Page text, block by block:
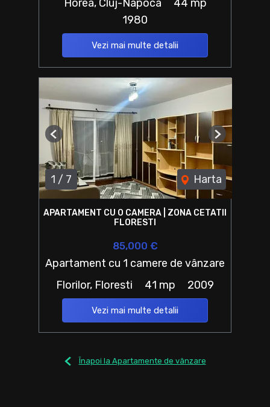
Horea, Cluj-Napoca
44 mp
1980
Vezi mai multe detalii
1 / 7 Harta
Previous Next
APARTAMENT CU O CAMERA | ZONA CETATII
FLORESTI
85,000 €
Apartament cu 1 camere de vânzare
Florilor, Floresti
41 mp 2009
Vezi mai multe detalii
Înapoi la Apartamente de vânzare